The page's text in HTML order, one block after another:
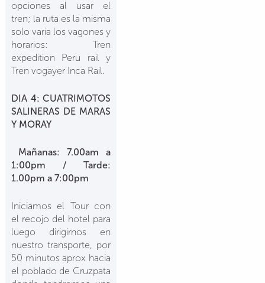
opciones al usar el
tren; la ruta es la misma
solo varia los vagones y
horarios: Tren
expedition Peru rail y
Tren vogayer Inca Rail.
DIA 4: CUATRIMOTOS
SALINERAS DE MARAS
Y MORAY
Mañanas: 7.00am a
1:00pm / Tarde:
1.00pm a 7:00pm
Iniciamos el Tour con
el recojo del hotel para
luego dirigirnos en
nuestro transporte, por
50 minutos aprox hacia
el poblado de Cruzpata